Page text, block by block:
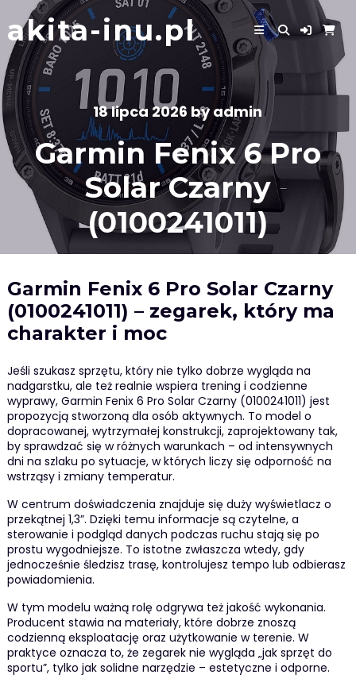
to
content
akita-inu.pl
18 lipca 2026 byadmin
Garmin Fenix 6 Pro
Solar Czarny
(0100241011)
Garmin Fenix 6 Pro Solar Czarny
(0100241011) – zegarek, który ma
charakter i moc
Jeśli szukasz sprzętu, który nie tylko dobrze wygląda na
nadgarstku, ale też realnie wspiera trening i codzienne
wyprawy, Garmin Fenix 6 Pro Solar Czarny (0100241011) jest
propozycją stworzoną dla osób aktywnych. To model o
dopracowanej, wytrzymałej konstrukcji, zaprojektowany tak,
by sprawdzać się w różnych warunkach – od intensywnych
dni na szlaku po sytuacje, w których liczy się odporność na
wstrząsy i zmiany temperatur.
W centrum doświadczenia znajduje się duży wyświetlacz o
przekątnej 1,3”. Dzięki temu informacje są czytelne, a
sterowanie i podgląd danych podczas ruchu stają się po
prostu wygodniejsze. To istotne zwłaszcza wtedy, gdy
jednocześnie śledzisz trasę, kontrolujesz tempo lub odbierasz
powiadomienia.
W tym modelu ważną rolę odgrywa też jakość wykonania.
Producent stawia na materiały, które dobrze znoszą
codzienną eksploatację oraz użytkowanie w terenie. W
praktyce oznacza to, że zegarek nie wygląda „jak sprzęt do
sportu”, tylko jak solidne narzędzie – estetyczne i odporne.